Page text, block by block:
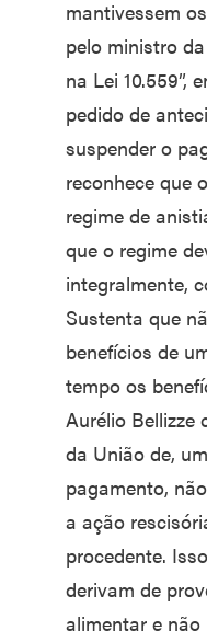
mantivessem
pelo ministro
na Lei 10.559”,
pedido de
suspender o
reconhece que
regime de
que o regime
integralmente,
Sustenta que
benefícios de
tempo os
Aurélio Bellizze
da União de,
pagamento,
a ação
procedente.
derivam de
alimentar e